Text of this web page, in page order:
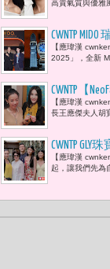
高貴氣質與優雅
CWNTP
次亮相
【應瑋漢
2025」，全新
CWNTP【
火花 從
【應瑋漢
長王應傑夫人胡
CWNTP
番。妳看
【應瑋漢
起，讓我們先為